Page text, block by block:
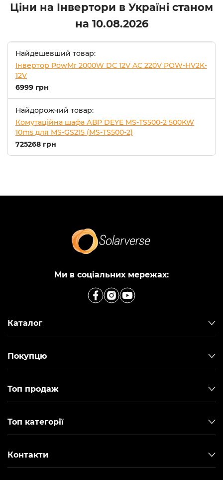
Ціни на Інвертори в Україні станом
на 10.08.2026
Найдешевший товар:
Інвертор PowMr 2000W DC 12V AC 220V POW-HV2K-
12V
6999 грн
Найдорожчий товар:
Комутаційна шафа АВР DEYE MS-TS500-2 500KW
10ms для MS-GS215 (MS-TS500-2)
725268 грн
Ми в соціальних мережах:
Каталог
Покупцю
Топ продаж
Топ категорії
Контакти